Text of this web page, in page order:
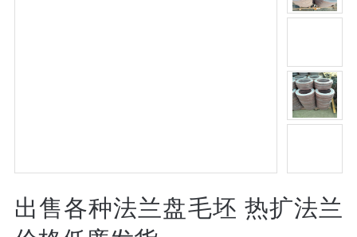
出售各种法兰盘毛坯 热扩法兰